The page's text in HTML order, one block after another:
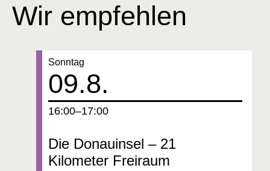
Wir empfehlen
Die Donauinsel – 21
Kilometer Freiraum
Datum:
09.8.
Sonntag
um
16:00–17:00